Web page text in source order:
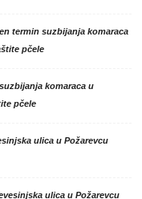
termin suzbijanja komaraca
pčele
komaraca u
pčele
ulica u Požarevcu
ulica u Požarevcu